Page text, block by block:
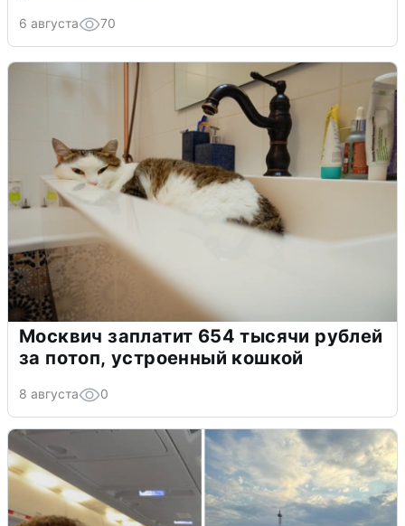
6 августа 70
Москвич заплатит 654 тысячи рублей
за потоп, устроенный кошкой
8 августа 0